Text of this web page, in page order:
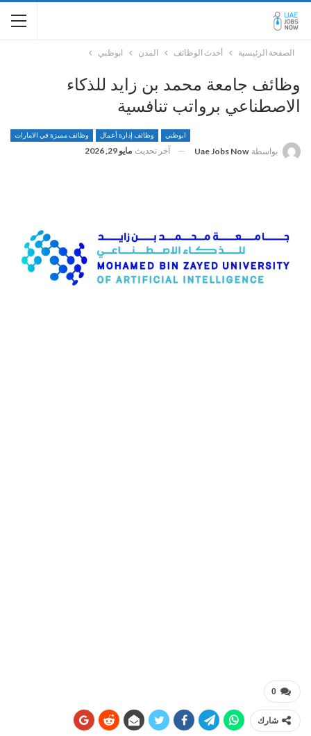
الصفحة الرئيسية أحدث الوظائف المدن ابوظبي
وظائف جامعة محمد بن زايد للذكاء
الاصطناعي برواتب تنافسية
ابوظبي وظائف إدارة أعمال وظائف مميزة في الامارات
بواسطة Uae Jobs Now آخر تحديث مايو 29, 2026
0
شارك